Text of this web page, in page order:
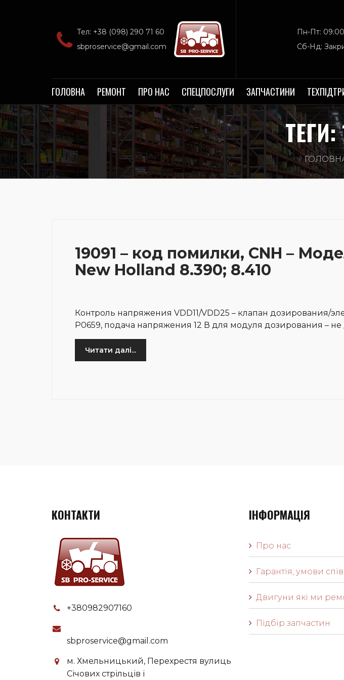
Тел: +38 (098) 290 71 60‬
sbproservice@gmail.com
Пн-Пт:
Сб-Нд:
ГОЛОВНА РЕМОНТ ПРО НАС СПЕЦПОСЛУГИ ЗАПЧАСТИНИ
ТЕГИ:
19091 – код помилки, CNH –
New Holland 8.390; 8.410
Контроль напряжения VDD11/VDD25 – клапан дозирования/
P0659, подача напряжения 12 В для модуля дозирования –
Читати далі...
КОНТАКТИ
+380982907160
sbproservice@gmail.com
м. Хмельницький, Перехрестя вулиць
Січових стрільців і
ІНФОРМАЦІЯ
Про нас
Гарантія, умови
Двигуни які ми
Підбір запчастин